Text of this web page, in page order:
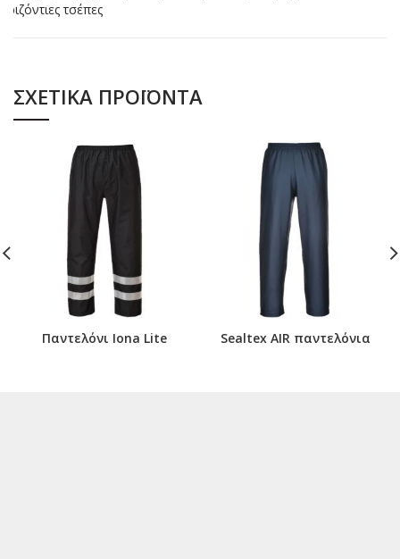
οριζόντιες τσέπες
ΣΧΕΤΙΚΆ ΠΡΟΪΌΝΤΑ
Παντελόνι Iona Lite Sealtex AIR παντελόνια